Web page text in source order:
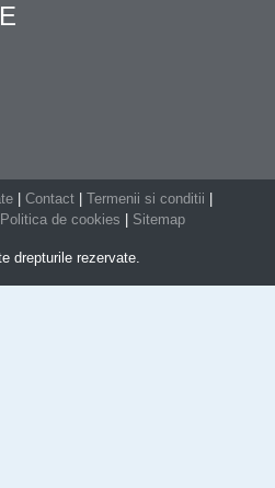
Contact Termenii si conditii
Politica de cookies Sitemap
drepturile rezervate.